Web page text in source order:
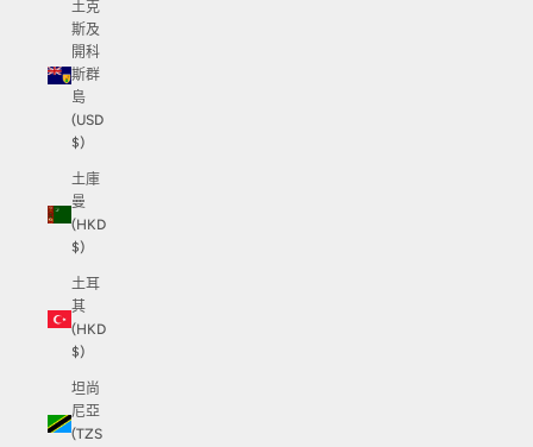
土克
斯及
開科
斯群
島
(USD
$)
土庫
曼
(HKD
$)
土耳
其
(HKD
$)
坦尚
尼亞
(TZS